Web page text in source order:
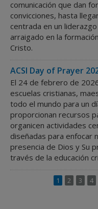
comunicación que dan
convicciones, hasta
centrada en un
arraigado en la
Cristo.
ACSI Day of Prayer
El 24 de febrero de
escuelas cristianas,
todo el mundo para un
proporcionan recursos
organicen actividades
diseñadas para enfocar
presencia de Dios y Su
través de la educación
1 2 3 4